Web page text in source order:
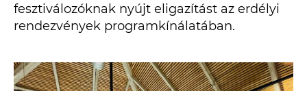
fesztiválozóknak nyújt eligazítást az erdélyi
rendezvények programkínálatában.